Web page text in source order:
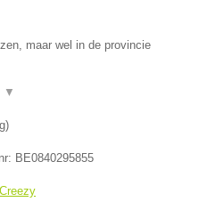
maar wel in de provincie
▼
)
BE0840295855